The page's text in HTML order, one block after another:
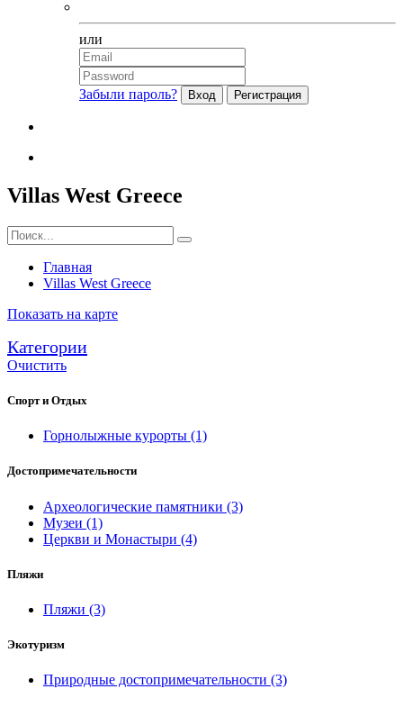
или
Забыли пароль?
Villas West Greece
Главная
Villas West Greece
Показать на карте
Категории
Очистить
Спорт и Отдых
Горнолыжные курорты (1)
Достопримечательности
Археологические памятники (3)
Музеи (1)
Церкви и Монастыри (4)
Пляжи
Пляжи (3)
Экотуризм
Природные достопримечательности (3)